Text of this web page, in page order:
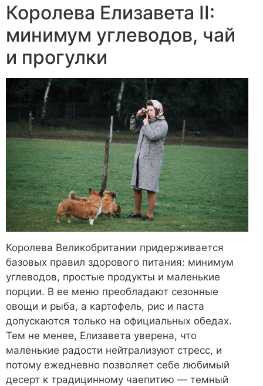
Королева Елизавета II:
минимум углеводов, чай
и прогулки
Королева Великобритании придерживается
базовых правил здорового питания: минимум
углеводов, простые продукты и маленькие
порции. В ее меню преобладают сезонные
овощи и рыба, а картофель, рис и паста
допускаются только на официальных обедах.
Тем не менее, Елизавета уверена, что
маленькие радости нейтрализуют стресс, и
потому ежедневно позволяет себе любимый
десерт к традицинному чаепитию — темный